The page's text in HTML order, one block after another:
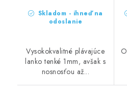
Skladom - ihneď na
odoslanie
Vysokokvalitné plávajúce
lanko tenké 1mm, avšak s
nosnosťou až...